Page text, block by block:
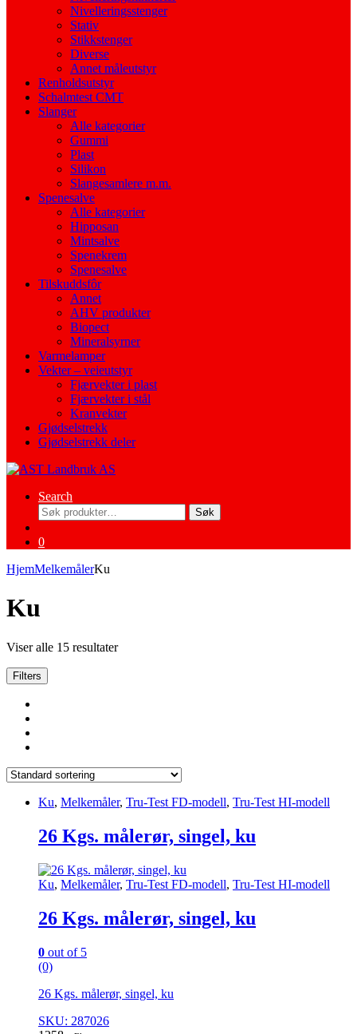
Nivelleringsstenger
Stativ
Stikkstenger
Diverse
Annet måleutstyr
Renholdsutstyr
Schalmtest CMT
Slanger
Alle kategorier
Gummi
Plast
Silikon
Slangesamlere m.m.
Spenesalve
Alle kategorier
Hipposan
Mintsalve
Spenekrem
Spenesalve
Tilskuddsfôr
Annet
AHV produkter
Biopect
Mineralsyrner
Varmelamper
Vekter – veieutstyr
Fjærvekter i plast
Fjærvekter i stål
Kranvekter
Gjødselstrekk
Gjødselstrekk deler
Search
Søk
etter:
Søk
0
HjemMelkemålerKu
Ku
Viser alle 15 resultater
Filters
Ku, Melkemåler, Tru-Test FD-modell, Tru-Test HI-modell
26 Kgs. målerør, singel, ku
Ku, Melkemåler, Tru-Test FD-modell, Tru-Test HI-modell
26 Kgs. målerør, singel, ku
0 out of 5
(0)
26 Kgs. målerør, singel, ku
SKU: 287026